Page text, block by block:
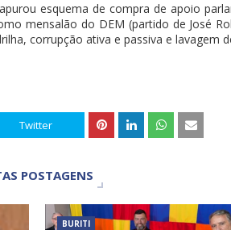
esquema de compra de apoio
mensalão do DEM (partido de José
corrupção ativa e passiva e lavagem
Twitter
POSTAGENS
BURITI